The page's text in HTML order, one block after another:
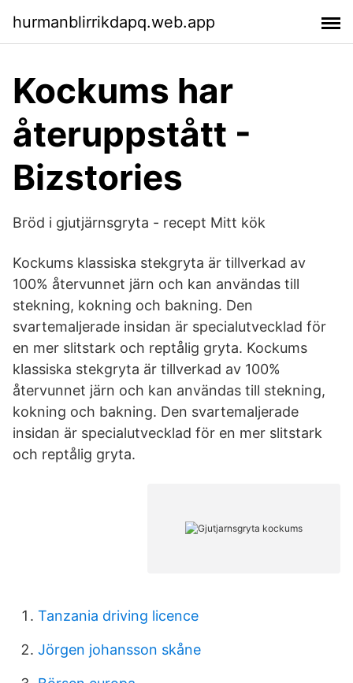
hurmanblirrikdapq.web.app
Kockums har
återuppstått -
Bizstories
Bröd i gjutjärnsgryta - recept Mitt kök
Kockums klassiska stekgryta är tillverkad av
100% återvunnet järn och kan användas till
stekning, kokning och bakning. Den
svartemaljerade insidan är specialutvecklad för
en mer slitstark och reptålig gryta. Kockums
klassiska stekgryta är tillverkad av 100%
återvunnet järn och kan användas till stekning,
kokning och bakning. Den svartemaljerade
insidan är specialutvecklad för en mer slitstark
och reptålig gryta.
Tanzania driving licence
Jörgen johansson skåne